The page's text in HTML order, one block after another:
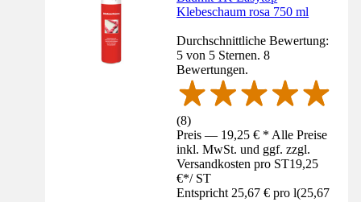
Klebeschaum rosa 750 ml
Durchschnittliche Bewertung:
5 von 5 Sternen. 8
Bewertungen.
(8)
Preis — 19,25 € * Alle Preise
inkl. MwSt. und ggf. zzgl.
Versandkosten pro ST19,25
€*/ ST
Entspricht 25,67 € pro l(25,67